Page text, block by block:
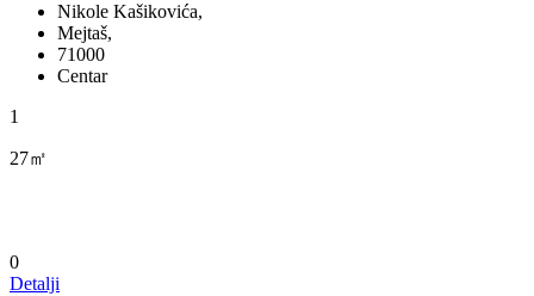
Nikole Kašikovića,
Mejtaš,
71000
Centar
1
27㎡
0
Detalji